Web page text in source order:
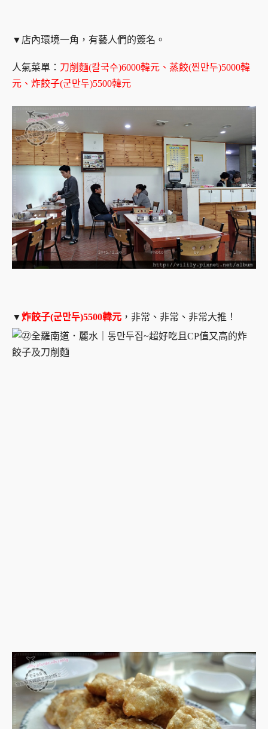
▼店內環境一角，有藝人們的簽名。
人氣菜單： 刀削麵(칼국수)6000韓元、蒸餃(찐만두)5000韓
元、炸餃子(군만두)5500韓元
▼炸餃子(군만두)5500韓元 ，非常、非常、非常大推！